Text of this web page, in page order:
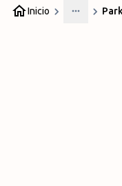
Inicio
More